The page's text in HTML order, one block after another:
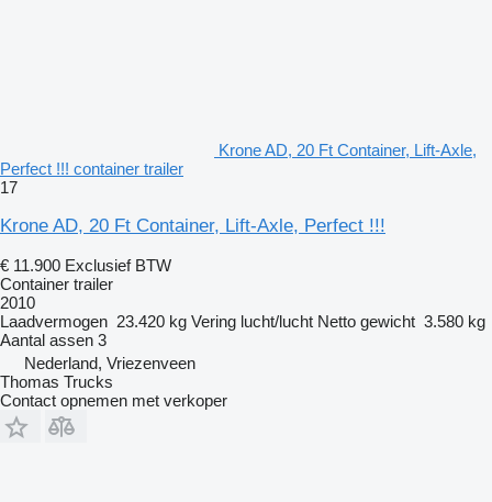
Krone AD, 20 Ft Container, Lift-Axle,
Perfect !!! container trailer
17
Krone AD, 20 Ft Container, Lift-Axle, Perfect !!!
€ 11.900 Exclusief BTW
Container trailer
2010
Laadvermogen 23.420 kg Vering lucht/lucht Netto gewicht 3.580 kg
Aantal assen 3
Nederland, Vriezenveen
Thomas Trucks
Contact opnemen met verkoper